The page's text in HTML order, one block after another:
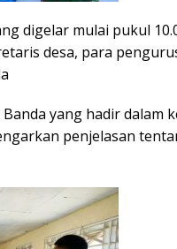
digelar mulai pukul
desa, para
yang hadir dalam
penjelasan